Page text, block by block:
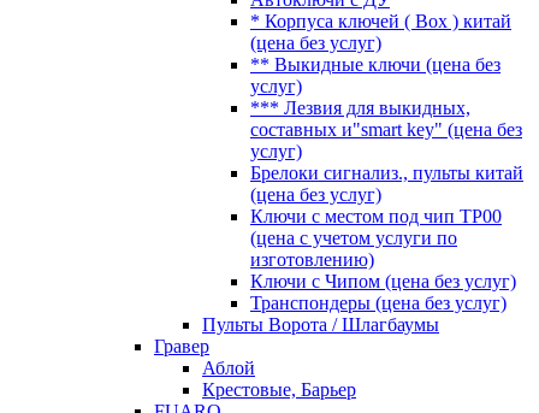
* Корпуса ключей ( Box ) китай
(цена без услуг)
** Выкидные ключи (цена без
услуг)
*** Лезвия для выкидных,
составных и"smart key" (цена без
услуг)
Брелоки сигнализ., пульты китай
(цена без услуг)
Ключи с местом под чип TP00
(цена с учетом услуги по
изготовлению)
Ключи с Чипом (цена без услуг)
Транспондеры (цена без услуг)
Пульты Ворота / Шлагбаумы
Гравер
Аблой
Крестовые, Барьер